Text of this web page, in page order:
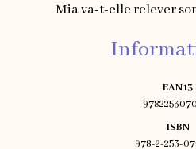
Mia va-t-elle relever
EAN13
ISBN
978-2-253-